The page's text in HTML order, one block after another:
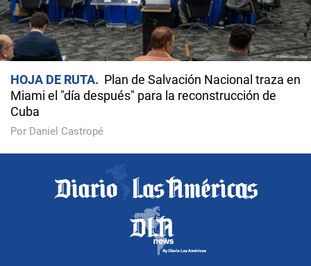
HOJA DE RUTA
Plan de Salvación Nacional traza en
Miami el "día después" para la reconstrucción de
Cuba
Por Daniel Castropé